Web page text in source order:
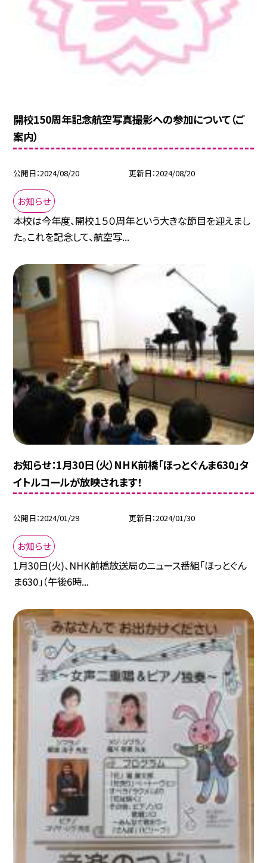
開校150周年記念航空写真撮影への参加について（ご
案内）
公開日 2024/08/20 更新日 2024/08/20
お知らせ
本校は今年度、開校１５０周年という大きな節目を迎えまし
た。これを記念して、航空写...
お知らせ：1月30日（火）NHK前橋「ほっとぐんま630」タ
イトルコールが放映されます！
公開日 2024/01/29 更新日 2024/01/30
お知らせ
1月30日(火)、NHK前橋放送局のニュース番組「ほっとぐん
ま630」（午後6時...